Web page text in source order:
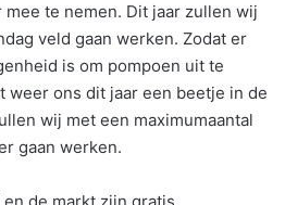
te nemen. Dit jaar zullen wij
veld gaan werken. Zodat er
is om pompoen uit te
weer ons dit jaar een beetje in de
wij met een maximumaantal
gaan werken.